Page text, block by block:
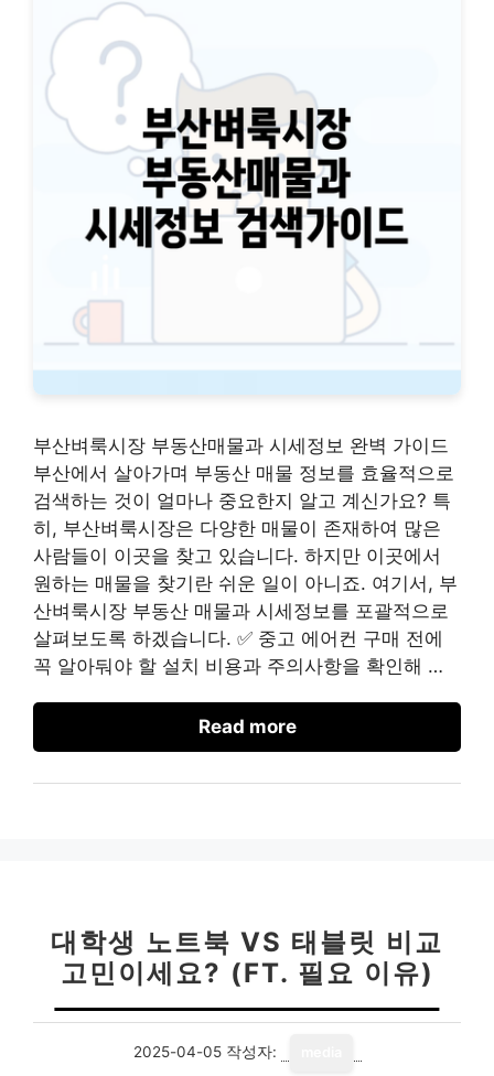
부산벼룩시장 부동산매물과 시세정보 완벽 가이드
부산에서 살아가며 부동산 매물 정보를 효율적으로
검색하는 것이 얼마나 중요한지 알고 계신가요? 특
히, 부산벼룩시장은 다양한 매물이 존재하여 많은
사람들이 이곳을 찾고 있습니다. 하지만 이곳에서
원하는 매물을 찾기란 쉬운 일이 아니죠. 여기서, 부
산벼룩시장 부동산 매물과 시세정보를 포괄적으로
살펴보도록 하겠습니다. ✅ 중고 에어컨 구매 전에
꼭 알아둬야 할 설치 비용과 주의사항을 확인해 …
Read more
대학생 노트북 VS 태블릿 비교
고민이세요? (FT. 필요 이유)
2025-04-05 작성자: